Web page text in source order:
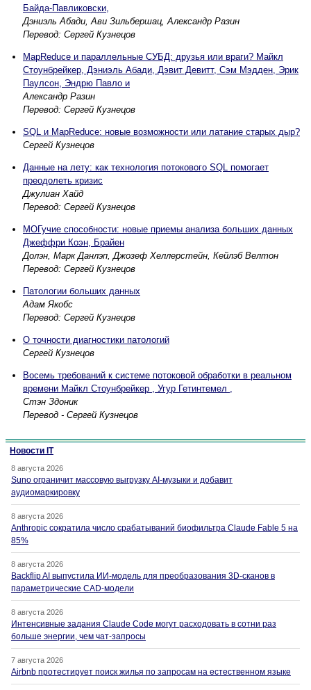
Байда-Павликовски,
Дэниэль Абади, Ави Зильбершац, Александр Разин
Перевод: Сергей Кузнецов
MapReduce и параллельные СУБД: друзья или враги? Майкл
Стоунбрейкер, Дэниэль Абади, Дэвит Девитт, Сэм Мэдден, Эрик
Паулсон, Эндрю Павло и
Александр Разин
Перевод: Сергей Кузнецов
SQL и MapReduce: новые возможности или латание старых дыр?
Сергей Кузнецов
Данные на лету: как технология потокового SQL помогает
преодолеть кризис
Джулиан Хайд
Перевод: Сергей Кузнецов
МОГучие способности: новые приемы анализа больших данных
Джеффри Коэн, Брайен
Долэн, Марк Данлэп, Джозеф Хеллерстейн, Кейлэб Велтон
Перевод: Сергей Кузнецов
Патологии больших данных
Адам Якобс
Перевод: Сергей Кузнецов
О точности диагностики патологий
Сергей Кузнецов
Восемь требований к системе потоковой обработки в реальном
времени Майкл Стоунбрейкер , Угур Гетинтемел ,
Стэн Здоник
Перевод - Сергей Кузнецов
Новости IT
8 августа 2026
Suno ограничит массовую выгрузку AI-музыки и добавит
аудиомаркировку
8 августа 2026
Anthropic сократила число срабатываний биофильтра Claude Fable 5 на
85%
8 августа 2026
Backflip AI выпустила ИИ-модель для преобразования 3D-сканов в
параметрические CAD-модели
8 августа 2026
Интенсивные задания Claude Code могут расходовать в сотни раз
больше энергии, чем чат-запросы
7 августа 2026
Airbnb протестирует поиск жилья по запросам на естественном языке